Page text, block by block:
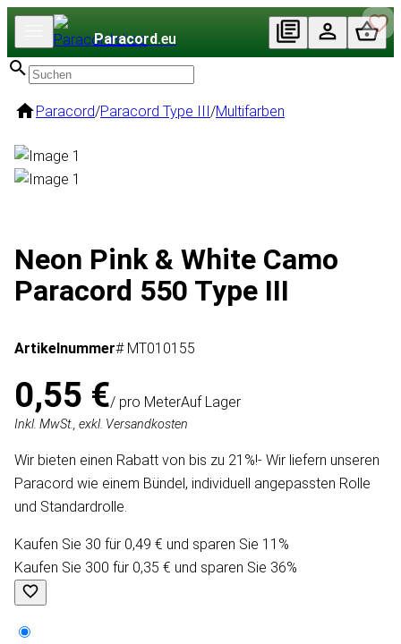
Paracord.eu
Paracord/Paracord Type III/Multifarben
Neon Pink & White Camo
Paracord 550 Type III
Artikelnummer# MT010155
0,55 €/ pro MeterAuf Lager
Inkl. MwSt., exkl. Versandkosten
Wir bieten einen Rabatt von bis zu 21%!- Wir liefern unseren
Paracord wie einem Bündel, individuell angepassten Rolle
und Standardrolle.
Kaufen Sie 30 für 0,49 € und sparen Sie 11%
Kaufen Sie 300 für 0,35 € und sparen Sie 36%